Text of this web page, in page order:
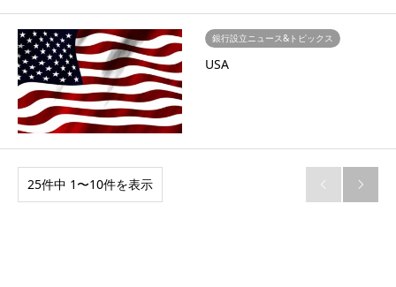
銀行設立ニュース&トピックス
USA
25件中 1〜10件を表示  